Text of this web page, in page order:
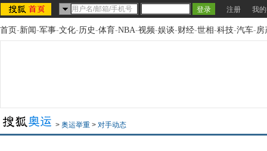
注册 我
首页-新闻-军事-文化-历史-体育-NBA-视频-娱谈-财经-世相-科技-汽车-房
> 奥运举重 > 对手动态